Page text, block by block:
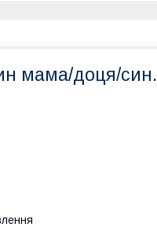
мама/доця/син.